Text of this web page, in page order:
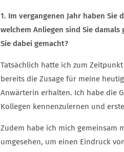
1. Im vergangenen Jahr haben
welchem Anliegen sind Sie
Sie dabei gemacht?
Tatsächlich hatte ich zum
bereits die Zusage für meine
Anwärterin erhalten. Ich habe die
Kollegen kennenzulernen und
Zudem habe ich mich gemeinsam
umgesehen, um einen Eindruck